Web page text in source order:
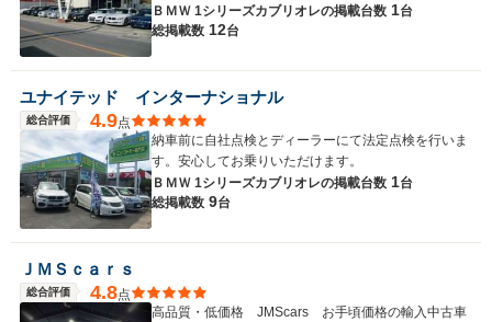
ＢＭＷ 1シリーズカブリオレの掲載台数 1台
総掲載数 12台
ユナイテッド インターナショナル
総合評価 4.9点
納車前に自社点検とディーラーにて法定点検を行いま
す。安心してお乗りいただけます。
ＢＭＷ 1シリーズカブリオレの掲載台数 1台
総掲載数 9台
ＪＭＳｃａｒｓ
総合評価 4.8点
高品質・低価格 JMScars お手頃価格の輸入中古車